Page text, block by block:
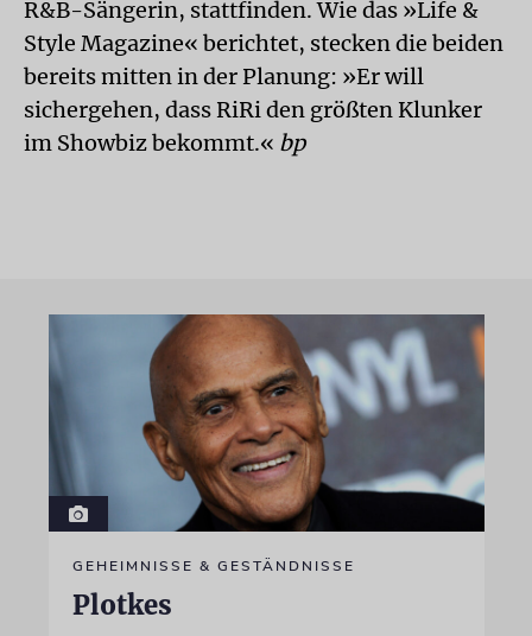
R&B-Sängerin, stattfinden. Wie das »Life &
Style Magazine« berichtet, stecken die beiden
bereits mitten in der Planung: »Er will
sichergehen, dass RiRi den größten Klunker
im Showbiz bekommt.« bp
GEHEIMNISSE & GESTÄNDNISSE
Plotkes